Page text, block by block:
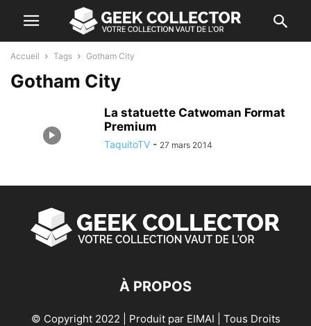
Accueil Tags Gotham City
Gotham City
La statuette Catwoman Format
Premium
TaquitoTV - 27 mars 2014
À PROPOS
© Copyright 2022 | Produit par EIMAI | Tous Droits